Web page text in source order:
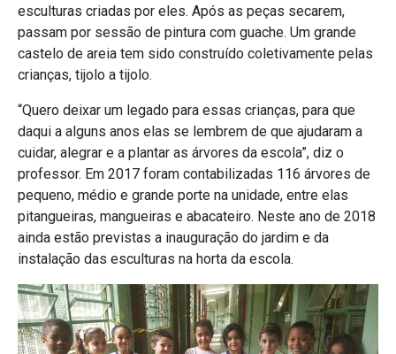
esculturas criadas por eles. Após as peças secarem,
passam por sessão de pintura com guache. Um grande
castelo de areia tem sido construído coletivamente pelas
crianças, tijolo a tijolo.
“Quero deixar um legado para essas crianças, para que
daqui a alguns anos elas se lembrem de que ajudaram a
cuidar, alegrar e a plantar as árvores da escola”, diz o
professor. Em 2017 foram contabilizadas 116 árvores de
pequeno, médio e grande porte na unidade, entre elas
pitangueiras, mangueiras e abacateiro. Neste ano de 2018
ainda estão previstas a inauguração do jardim e da
instalação das esculturas na horta da escola.